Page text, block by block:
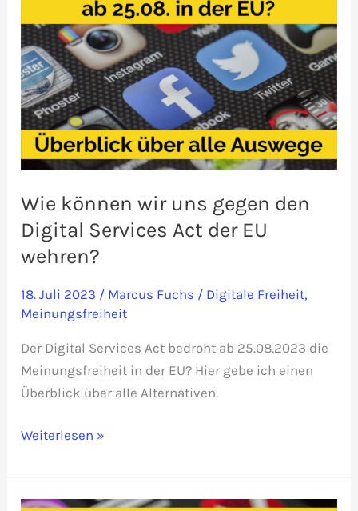
Linux
umsteigen?
Wie können wir uns gegen den
Digital Services Act der EU
wehren?
18. Juli 2023 / Marcus Fuchs / Digitale Freiheit,
Meinungsfreiheit
Der Digital Services Act bedroht ab 25.08.2023 die
Meinungsfreiheit in der EU? Hier gebe ich einen
Überblick über alle Alternativen.
Wie
uns
Weiterlesen »